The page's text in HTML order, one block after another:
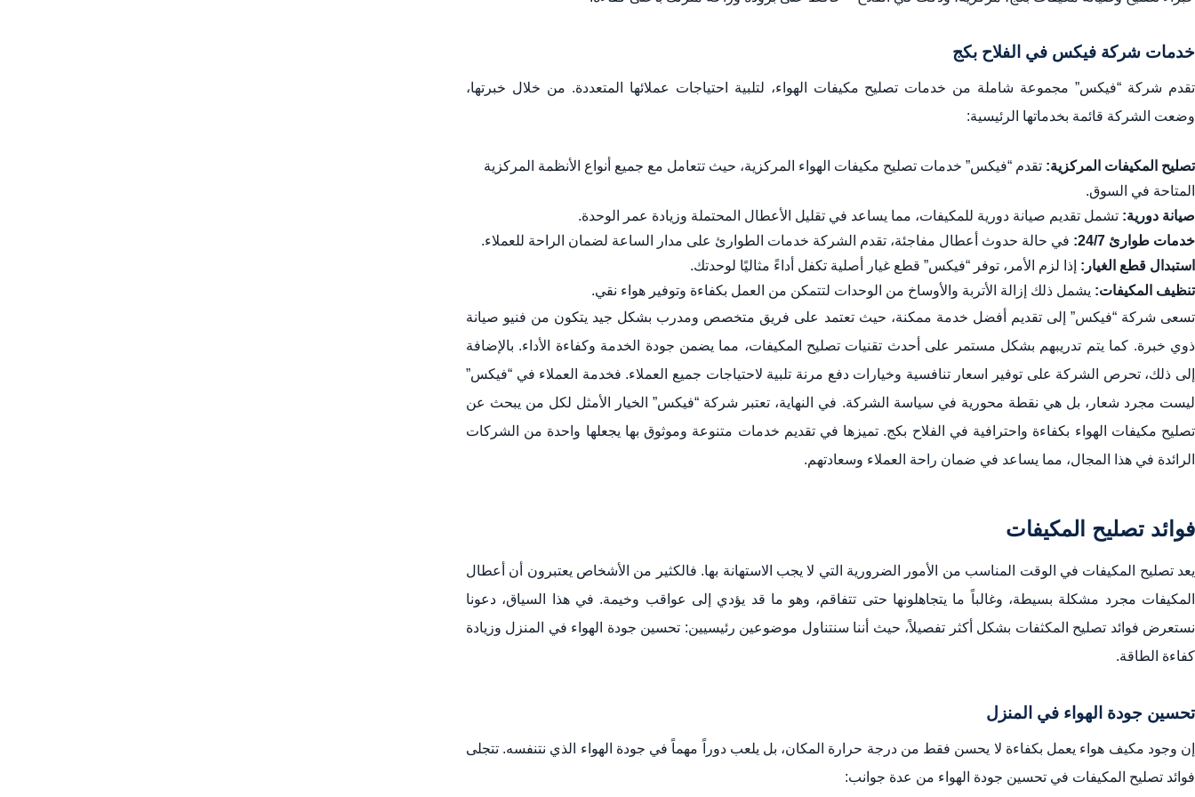
خدمات شركة فيكس في الفلاح بكج
تقدم شركة “فيكس” مجموعة شاملة من خدمات تصليح مكيفات الهواء، لتلبية احتياجات عملائها المتعددة. من خلال خبرتها،
وضعت الشركة قائمة بخدماتها الرئيسية:
تصليح المكيفات المركزية: تقدم “فيكس” خدمات تصليح مكيفات الهواء المركزية، حيث تتعامل مع جميع أنواع الأنظمة المركزية
المتاحة في السوق.
صيانة دورية: تشمل تقديم صيانة دورية للمكيفات، مما يساعد في تقليل الأعطال المحتملة وزيادة عمر الوحدة.
خدمات طوارئ 24/7:
في حالة حدوث أعطال مفاجئة، تقدم الشركة خدمات الطوارئ على مدار الساعة لضمان الراحة للعملاء.
استبدال قطع الغيار: إذا لزم الأمر، توفر “فيكس” قطع غيار أصلية تكفل أداءً مثاليًا لوحدتك.
تنظيف المكيفات: يشمل ذلك إزالة الأتربة والأوساخ من الوحدات لتتمكن من العمل بكفاءة وتوفير هواء نقي.
تسعى شركة “فيكس” إلى تقديم أفضل خدمة ممكنة، حيث تعتمد على فريق متخصص ومدرب بشكل جيد يتكون من فنيو صيانة
ذوي خبرة. كما يتم تدريبهم بشكل مستمر على أحدث تقنيات تصليح المكيفات، مما يضمن جودة الخدمة وكفاءة الأداء. بالإضافة
إلى ذلك، تحرص الشركة على توفير اسعار تنافسية وخيارات دفع مرنة تلبية لاحتياجات جميع العملاء. فخدمة العملاء في “فيكس”
ليست مجرد شعار، بل هي نقطة محورية في سياسة الشركة. في النهاية، تعتبر شركة “فيكس” الخيار الأمثل لكل من يبحث عن
تصليح مكيفات الهواء بكفاءة واحترافية في الفلاح بكج. تميزها في تقديم خدمات متنوعة وموثوق بها يجعلها واحدة من الشركات
الرائدة في هذا المجال، مما يساعد في ضمان راحة العملاء وسعادتهم.
فوائد تصليح المكيفات
يعد تصليح المكيفات في الوقت المناسب من الأمور الضرورية التي لا يجب الاستهانة بها. فالكثير من الأشخاص يعتبرون أن أعطال
المكيفات مجرد مشكلة بسيطة، وغالباً ما يتجاهلونها حتى تتفاقم، وهو ما قد يؤدي إلى عواقب وخيمة. في هذا السياق، دعونا
نستعرض فوائد تصليح المكثفات بشكل أكثر تفصيلاً، حيث أننا سنتناول موضوعين رئيسيين: تحسين جودة الهواء في المنزل وزيادة
كفاءة الطاقة.
تحسين جودة الهواء في المنزل
إن وجود مكيف هواء يعمل بكفاءة لا يحسن فقط من درجة حرارة المكان، بل يلعب دوراً مهماً في جودة الهواء الذي نتنفسه. تتجلى
فوائد تصليح المكيفات في تحسين جودة الهواء من عدة جوانب: